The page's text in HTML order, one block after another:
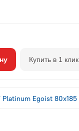
Купить в 1 клик
Platinum Egoist 80x185